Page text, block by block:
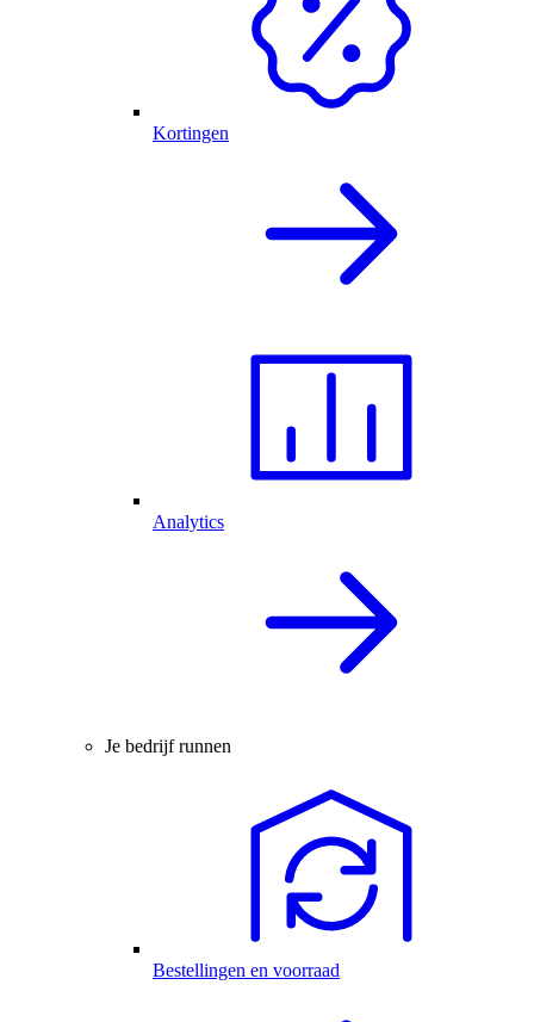
Kortingen
Analytics
Je bedrijf runnen
Bestellingen en voorraad